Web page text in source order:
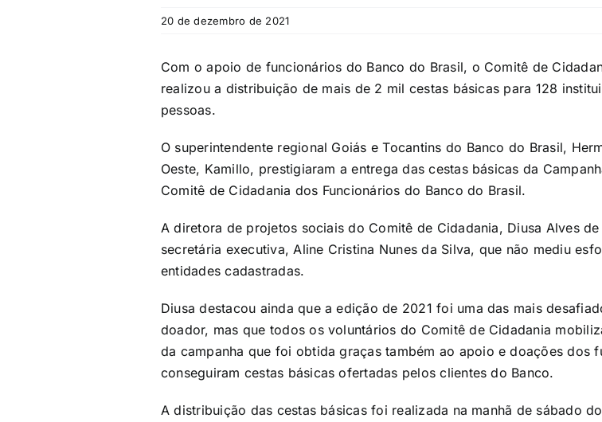
20 de dezembro de 2021
Com o apoio de funcionários do Banco do Brasil, o Comitê de
realizou a distribuição de mais de 2 mil cestas básicas para 128
pessoas.
O superintendente regional Goiás e Tocantins do Banco do Brasil,
Oeste, Kamillo, prestigiaram a entrega das cestas básicas da
Comitê de Cidadania dos Funcionários do Banco do Brasil.
A diretora de projetos sociais do Comitê de Cidadania, Diusa Alves
secretária executiva, Aline Cristina Nunes da Silva, que não mediu
entidades cadastradas.
Diusa destacou ainda que a edição de 2021 foi uma das mais
doador, mas que todos os voluntários do Comitê de Cidadania
da campanha que foi obtida graças também ao apoio e doações dos
conseguiram cestas básicas ofertadas pelos clientes do Banco.
A distribuição das cestas básicas foi realizada na manhã de sábado